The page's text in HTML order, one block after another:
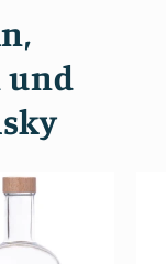
und